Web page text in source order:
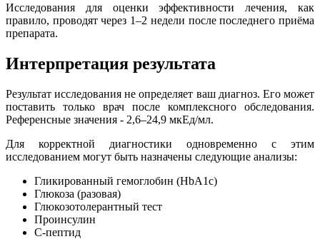
Исследования для оценки эффективности лечения, как
правило, проводят через 1–2 недели после последнего приёма
препарата.
Интерпретация результата
Результат исследования не определяет ваш диагноз. Его может
поставить только врач после комплексного обследования.
Референсные значения - 2,6–24,9 мкЕд/мл.
Для корректной диагностики одновременно с этим
исследованием могут быть назначены следующие анализы:
Гликированный гемоглобин (HbA1c)
Глюкоза (разовая)
Глюкозотолерантный тест
Проинсулин
С-пептид